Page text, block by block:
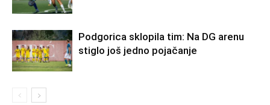
Podgorica sklopila tim: Na DG arenu
stiglo još jedno pojačanje